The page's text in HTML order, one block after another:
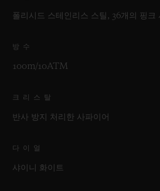
폴리시드 스테인리스 스틸, 36개의 핑크
방수
100m/10ATM
크리스탈
반사 방지 처리한 사파이어
다이얼
샤이니 화이트